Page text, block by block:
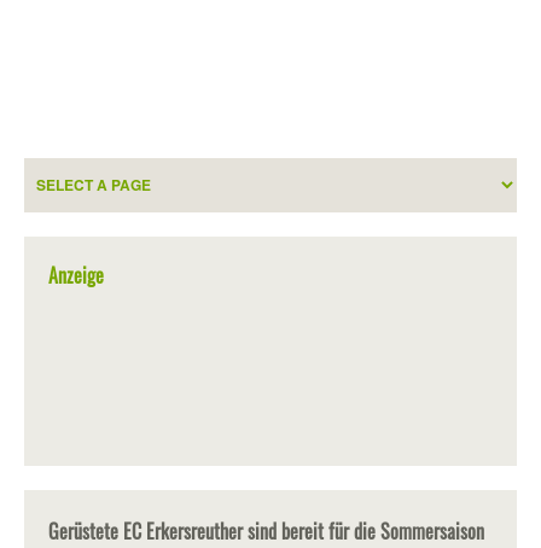
Anzeige
Gerüstete EC Erkersreuther sind bereit für die Sommersaison